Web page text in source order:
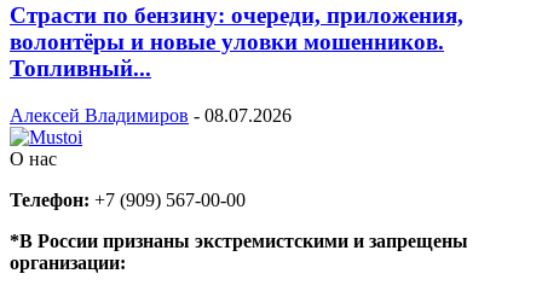
Страсти по бензину: очереди, приложения,
волонтёры и новые уловки мошенников.
Топливный...
Алексей Владимиров - 08.07.2026
О нас
Телефон: +7 (909) 567-00-00
*В России признаны экстремистскими и запрещены
организации: